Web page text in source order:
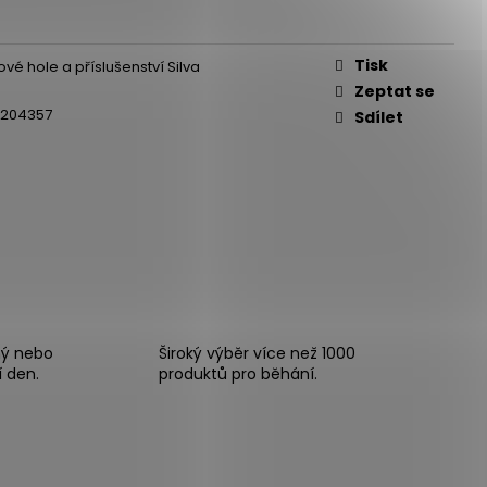
hole a příslušenství Silva
Tisk
Zeptat se
Sdílet
nebo
den.
Široký výběr více než 1000
produktů pro běhání.
PRO - ZELENÁ